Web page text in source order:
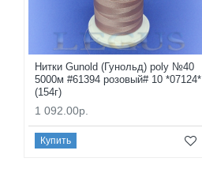
Нитки Gunold (Гунольд) poly №40
5000м #61394 розовый# 10 *07124*
(154г)
1 092.00р.
Купить